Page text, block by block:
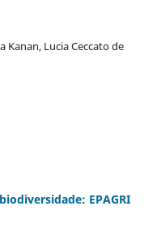
Kanan, Lucia Ceccato de
EPAGRI